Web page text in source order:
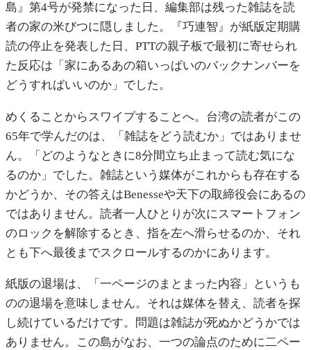
島』第4号が発禁になった日、編集部は残った雑誌を読
者の家の米びつに隠しました。『巧連智』が紙版定期購
読の停止を発表した日、PTTの親子板で最初に寄せられ
た反応は「家にあるあの箱いっぱいのバックナンバーを
どうすればいいのか」でした。
めくることからスワイプすることへ。台湾の読者がこの
65年で学んだのは、「雑誌をどう読むか」ではありませ
ん。「どのようなときに8分間立ち止まって読む気にな
るのか」でした。雑誌という媒体がこれからも存在する
かどうか、その答えはBenesseや天下の取締役会にあるの
ではありません。読者一人ひとりが次にスマートフォン
のロックを解除するとき、指を左へ滑らせるのか、それ
とも下へ最後までスクロールするのかにあります。
紙版の退場は、「一ページのまとまった内容」というも
のの退場を意味しません。それは媒体を替え、読者を探
し続けているだけです。問題は雑誌が死ぬかどうかでは
ありません。この島がなお、一つの論点のために二ペー